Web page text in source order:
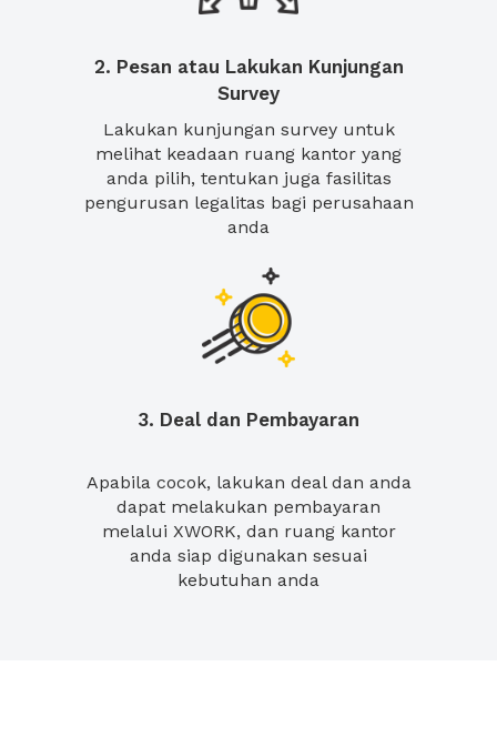
2. Pesan atau Lakukan Kunjungan
Survey
Lakukan kunjungan survey untuk
melihat keadaan ruang kantor yang
anda pilih, tentukan juga fasilitas
pengurusan legalitas bagi perusahaan
anda
3. Deal dan Pembayaran
Apabila cocok, lakukan deal dan anda
dapat melakukan pembayaran
melalui XWORK, dan ruang kantor
anda siap digunakan sesuai
kebutuhan anda